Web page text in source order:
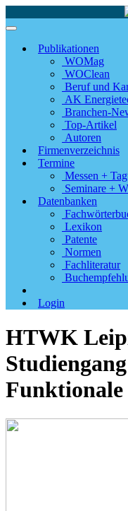
Publikationen
WOMag
WOClean
Beruf und
AK
Branchen-
Top-Artikel
Autoren
Firmenverzeichnis
Termine
Messen +
Seminare +
Datenbanken
Lexikon
Patente
Normen
Fachliteratur
Login
HTWK